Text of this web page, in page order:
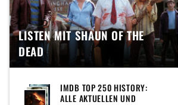
LISTEN MIT SHAUN OF THE
DEAD
IMDB TOP 250 HISTORY:
ALLE AKTUELLEN UND